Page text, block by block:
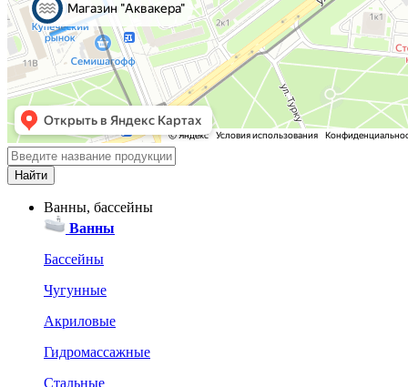
Ванны, бассейны
Ванны
Бассейны
Чугунные
Акриловые
Гидромассажные
Стальные